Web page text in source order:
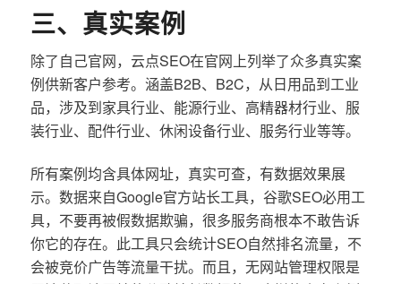
三、真实案例
除了自己官网，云点SEO在官网上列举了众多真实案
例供新客户参考。涵盖B2B、B2C，从日用品到工业
品，涉及到家具行业、能源行业、高精器材行业、服
装行业、配件行业、休闲设备行业、服务行业等等。
所有案例均含具体网址，真实可查，有数据效果展
示。数据来自Google官方站长工具，谷歌SEO必用工
具，不要再被假数据欺骗，很多服务商根本不敢告诉
你它的存在。此工具只会统计SEO自然排名流量，不
会被竞价广告等流量干扰。而且，无网站管理权限是